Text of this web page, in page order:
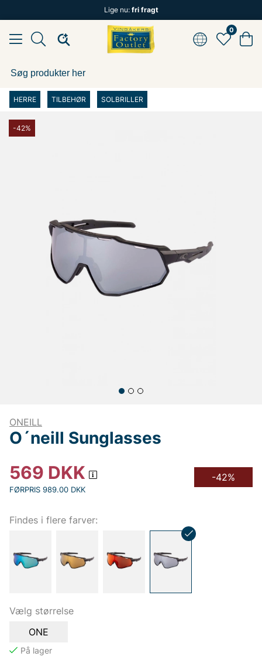
Lige nu: fri fragt
0
HERRE TILBEHØR SOLBRILLER
-42%
ONEILL
O´neill Sunglasses
569 DKK
FØRPRIS 989.00 DKK
-42%
Findes i flere farver:
Vælg størrelse
ONE